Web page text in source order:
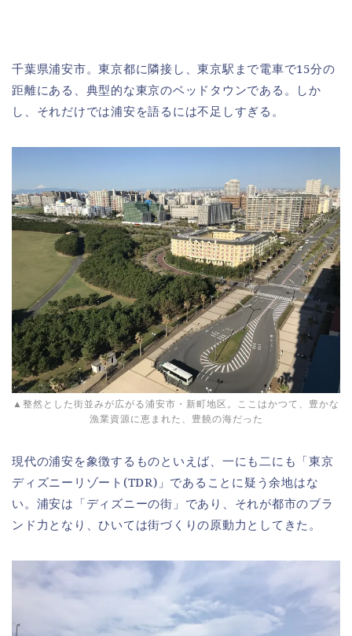
千葉県浦安市。東京都に隣接し、東京駅まで電車で15分の
距離にある、典型的な東京のベッドタウンである。しか
し、それだけでは浦安を語るには不足しすぎる。
▲整然とした街並みが広がる浦安市・新町地区。ここはかつて、豊かな
漁業資源に恵まれた、豊饒の海だった
現代の浦安を象徴するものといえば、一にも二にも「東京
ディズニーリゾート(TDR)」であることに疑う余地はな
い。浦安は「ディズニーの街」であり、それが都市のブラ
ンド力となり、ひいては街づくりの原動力としてきた。